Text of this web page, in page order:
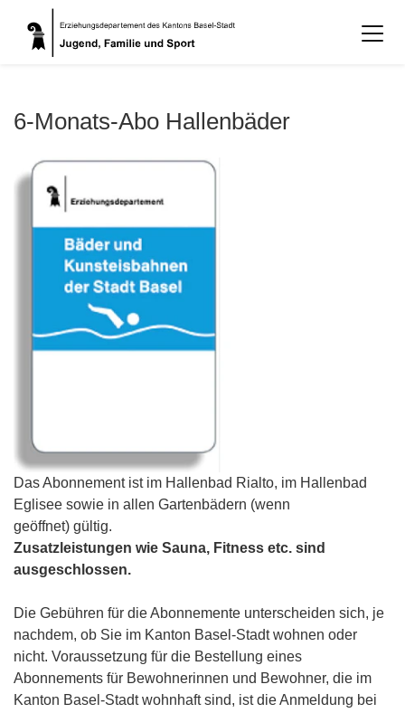
6-Monats-Abo Hallenbäder
Das Abonnement ist im Hallenbad Rialto, im Hallenbad
Eglisee sowie in allen Gartenbädern (wenn
geöffnet) gültig.
Zusatzleistungen wie Sauna, Fitness etc. sind
ausgeschlossen.
Die Gebühren für die Abonnemente unterscheiden sich, je
nachdem, ob Sie im Kanton Basel-Stadt wohnen oder
nicht. Voraussetzung für die Bestellung eines
Abonnements für Bewohnerinnen und Bewohner, die im
Kanton Basel-Stadt wohnhaft sind, ist die Anmeldung bei